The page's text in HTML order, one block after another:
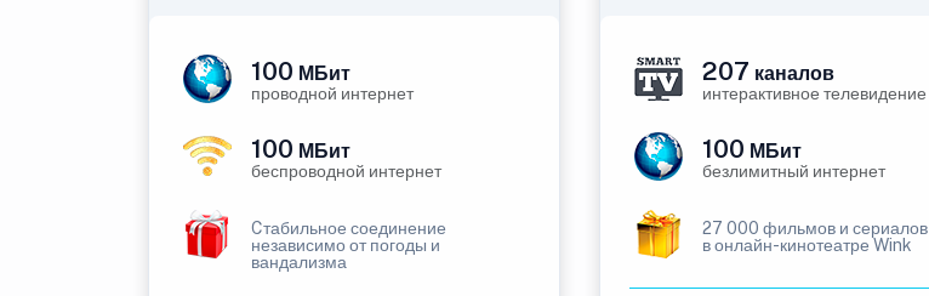
100 МБит
проводной интернет
100 МБит
беспроводной интернет
Cтабильное соединение
независимо от погоды и
вандализма
207 каналов
интерактивное телевидение
100 МБит
безлимитный интернет
27 000 фильмов и сериалов
в онлайн-кинотеатре Wink